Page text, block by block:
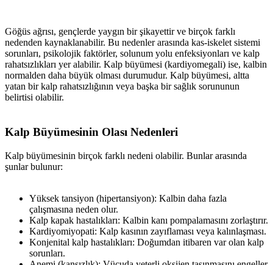
Göğüs ağrısı, gençlerde yaygın bir şikayettir ve birçok farklı
nedenden kaynaklanabilir. Bu nedenler arasında kas-iskelet sistemi
sorunları, psikolojik faktörler, solunum yolu enfeksiyonları ve kalp
rahatsızlıkları yer alabilir. Kalp büyümesi (kardiyomegali) ise, kalbin
normalden daha büyük olması durumudur. Kalp büyümesi, altta
yatan bir kalp rahatsızlığının veya başka bir sağlık sorununun
belirtisi olabilir.
Kalp Büyümesinin Olası Nedenleri
Kalp büyümesinin birçok farklı nedeni olabilir. Bunlar arasında
şunlar bulunur:
Yüksek tansiyon (hipertansiyon): Kalbin daha fazla
çalışmasına neden olur.
Kalp kapak hastalıkları: Kalbin kanı pompalamasını zorlaştırır.
Kardiyomiyopati: Kalp kasının zayıflaması veya kalınlaşması.
Konjenital kalp hastalıkları: Doğumdan itibaren var olan kalp
sorunları.